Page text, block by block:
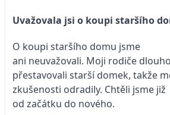
Uvažovala jsi o koupi staršího
O koupi staršího domu jsme
ani neuvažovali. Moji rodiče
přestavovali starší domek, takže
zkušenosti odradily. Chtěli jsme již
od začátku do nového.